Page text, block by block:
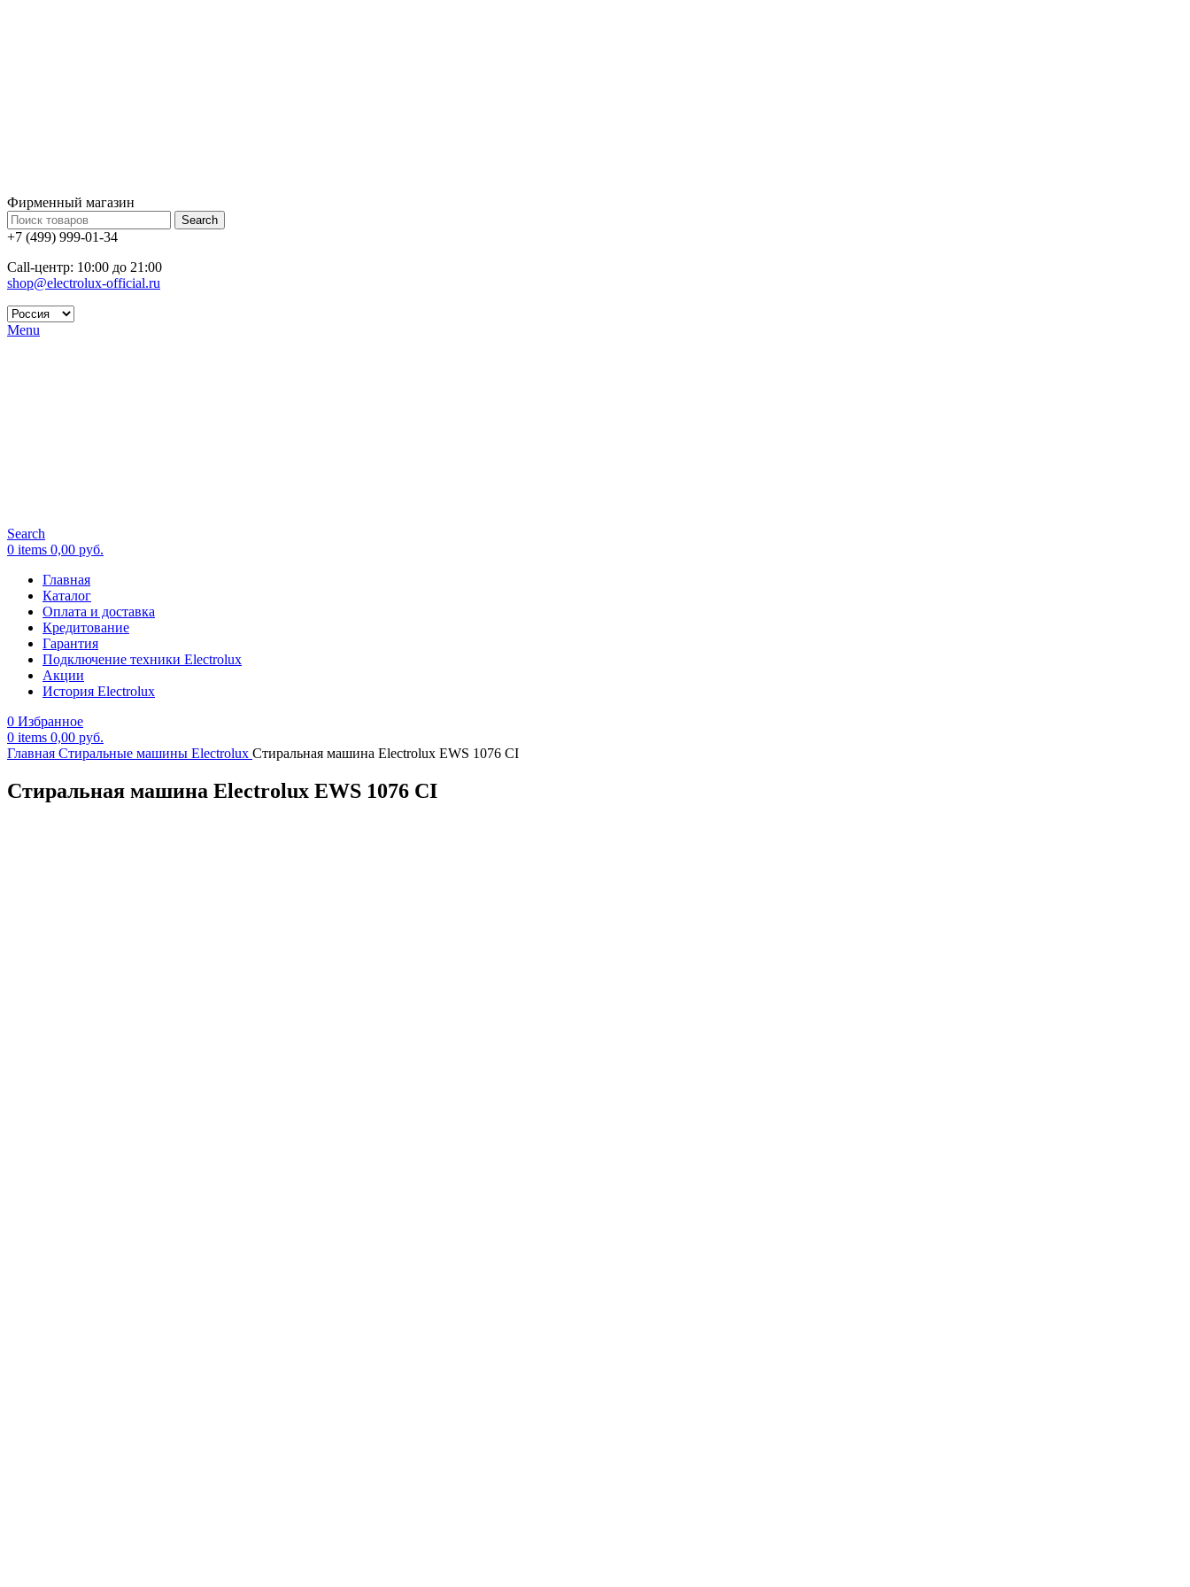
Фирменный магазин
Search
+7 (499) 999-01-34
Call-центр: 10:00 до 21:00
shop@electrolux-official.ru
Menu
Search
0 items 0,00 руб.
Главная
Каталог
Оплата и доставка
Кредитование
Гарантия
Подключение техники Electrolux
Акции
История Electrolux
0 Избранное
0 items 0,00 руб.
Главная Стиральные машины Electrolux Стиральная машина Electrolux EWS 1076 CI
Стиральная машина Electrolux EWS 1076 CI